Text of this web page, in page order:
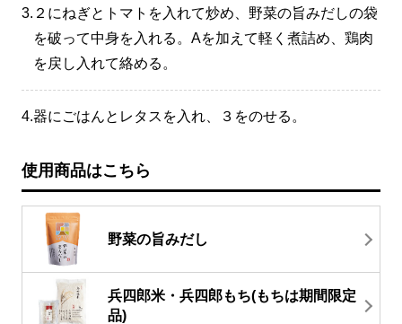
3. ２にねぎとトマトを入れて炒め、野菜の旨みだしの袋
を破って中身を入れる。Aを加えて軽く煮詰め、鶏肉
を戻し入れて絡める。
4.器にごはんとレタスを入れ、３をのせる。
使用商品はこちら
野菜の旨みだし
兵四郎米・兵四郎もち(もちは期間限定
品)